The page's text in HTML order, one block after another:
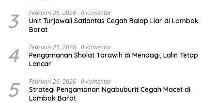
3 Februari 26, 2026 0 Komentar
Unit Turjawali Satlantas Cegah Balap Liar di Lombok
Barat
4 Februari 26, 2026 0 Komentar
Pengamanan Sholat Tarawih di Mendagi, Lalin Tetap
Lancar
5 Februari 26, 2026 0 Komentar
Strategi Pengamanan Ngabuburit Cegah Macet di
Lombok Barat